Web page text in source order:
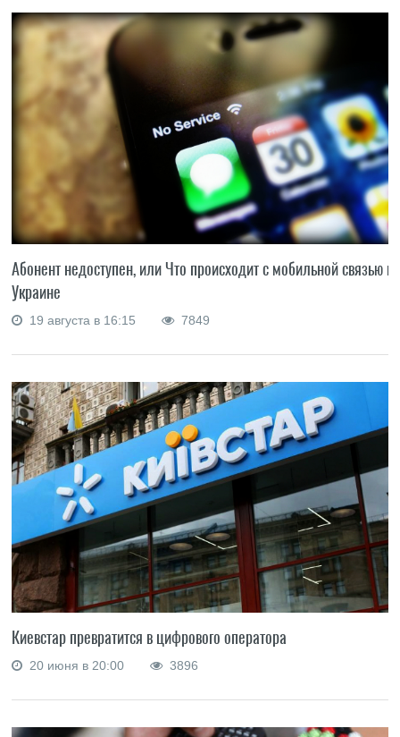
Абонент недоступен, или Что происходит с мобильной связью в
Украине
19 августа в 16:15 7849
Киевстар превратится в цифрового оператора
20 июня в 20:00 3896